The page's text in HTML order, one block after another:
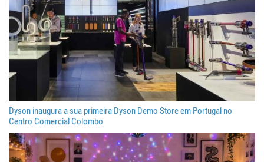
Dyson inaugura a sua primeira Dyson Demo Store em Portugal no
Centro Comercial Colombo